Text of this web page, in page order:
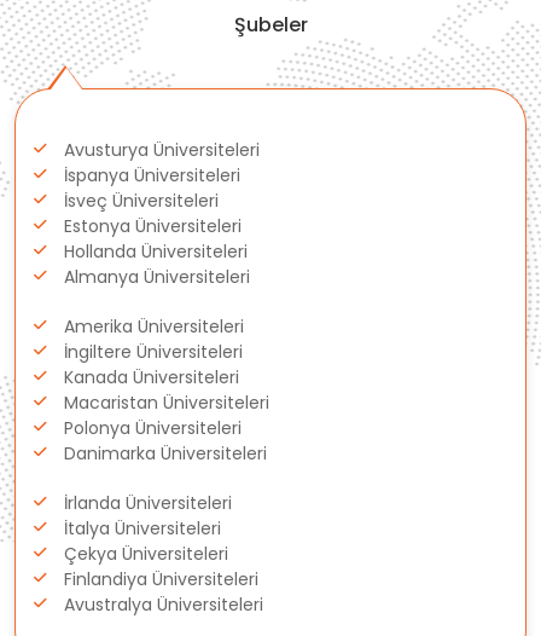
İsviçre
Polonya
Fransa
Litvanya
Letonya
Gürcistan
Estonya
İsveç
Danimarka
Avustralya
Şubeler
Avusturya Üniversiteleri
İspanya Üniversiteleri
İsveç Üniversiteleri
Estonya Üniversiteleri
Hollanda Üniversiteleri
Almanya Üniversiteleri
Amerika Üniversiteleri
İngiltere Üniversiteleri
Kanada Üniversiteleri
Macaristan Üniversiteleri
Polonya Üniversiteleri
Danimarka Üniversiteleri
İrlanda Üniversiteleri
İtalya Üniversiteleri
Çekya Üniversiteleri
Finlandiya Üniversiteleri
Avustralya Üniversiteleri